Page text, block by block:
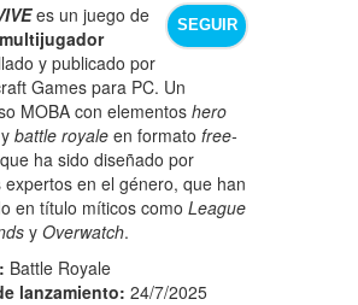
SEGUIR
es un juego de
y publicado por
Games para PC. Un
MOBA con elementoshero
battle royale en formatofree-
ha sido diseñado por
expertos en el género, que han
en título míticos comoLeague
yOverwatch.
Battle Royale
lanzamiento: 24/7/2025